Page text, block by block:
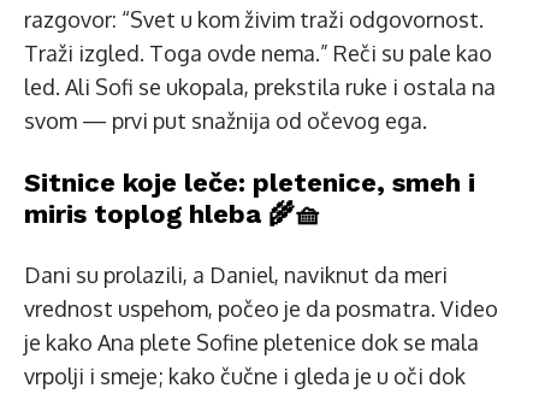
razgovor: “Svet u kom živim traži odgovornost.
Traži izgled. Toga ovde nema.” Reči su pale kao
led. Ali Sofi se ukopala, prekstila ruke i ostala na
svom — prvi put snažnija od očevog ega.
Sitnice koje leče: pletenice, smeh i
miris toplog hleba 🌾🧺
Dani su prolazili, a Daniel, naviknut da meri
vrednost uspehom, počeo je da posmatra. Video
je kako Ana plete Sofine pletenice dok se mala
vrpolji i smeje; kako čučne i gleda je u oči dok